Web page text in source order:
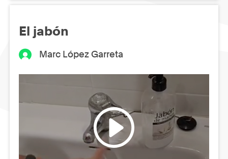
El jabón
Marc López Garreta